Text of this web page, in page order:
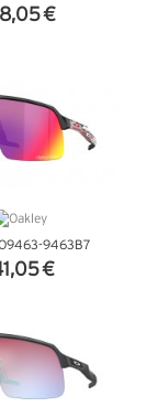
€
9463B7
€